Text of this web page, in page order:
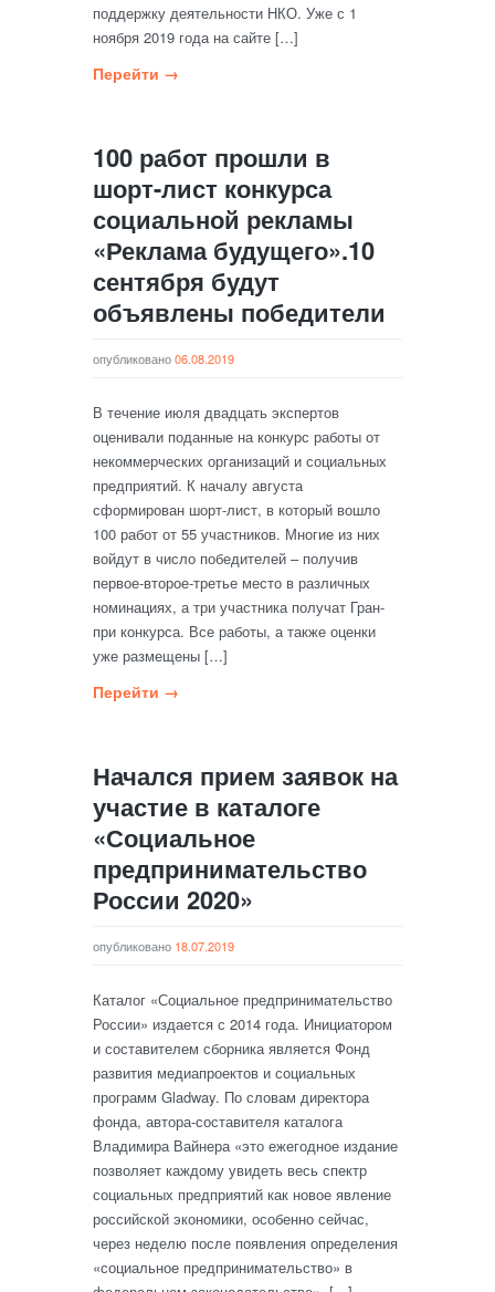
поддержку деятельности НКО. Уже с 1
ноября 2019 года на сайте […]
Перейти →
100 работ прошли в
шорт-лист конкурса
социальной рекламы
«Реклама будущего».10
сентября будут
объявлены победители
опубликовано06.08.2019
В течение июля двадцать экспертов
оценивали поданные на конкурс работы от
некоммерческих организаций и социальных
предприятий. К началу августа
сформирован шорт-лист, в который вошло
100 работ от 55 участников. Многие из них
войдут в число победителей – получив
первое-второе-третье место в различных
номинациях, а три участника получат Гран-
при конкурса. Все работы, а также оценки
уже размещены […]
Перейти →
Начался прием заявок на
участие в каталоге
«Социальное
предпринимательство
России 2020»
опубликовано 18.07.2019
Каталог «Социальное предпринимательство
России» издается с 2014 года. Инициатором
и составителем сборника является Фонд
развития медиапроектов и социальных
программ Gladway. По словам директора
фонда, автора-составителя каталога
Владимира Вайнера «это ежегодное издание
позволяет каждому увидеть весь спектр
социальных предприятий как новое явление
российской экономики, особенно сейчас,
через неделю после появления определения
«социальное предпринимательство» в